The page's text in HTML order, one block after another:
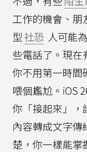
工作的機會、朋
型 社恐 人可能
些電話了。現在
你不用第一時間
喂個尷尬。iOS
你「接起來」，
內容轉成文字
楚，你一樣能掌